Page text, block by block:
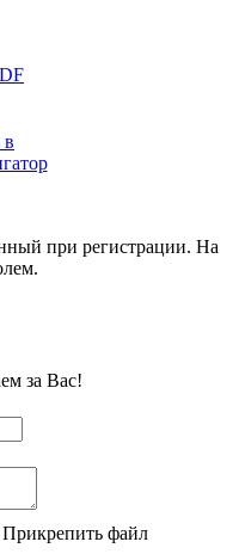
в
при регистрации. На
за Вас!
Прикрепить файл